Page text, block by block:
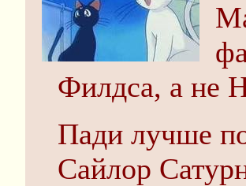
Филдса, а не
Пади лучше
Сайлор